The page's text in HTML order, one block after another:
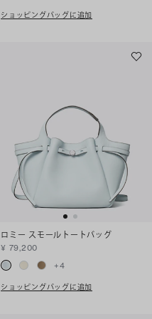
ショッピングバッグに追加
ロミー スモールトートバッグ
¥ 79,200
+4
ショッピングバッグに追加